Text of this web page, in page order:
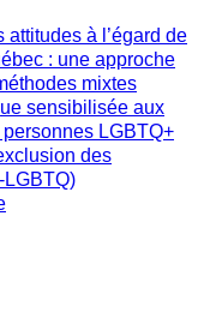
attitudes à l’égard de
: une approche
mixtes
sensibilisée aux
LGBTQ+
des
LGBTQ)